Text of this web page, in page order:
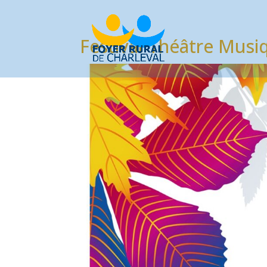
Festival Théâtre